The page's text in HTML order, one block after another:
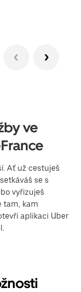
ve
Ať už cestuješ
se s
vyřizuješ
tam, kam
aplikaci Uber